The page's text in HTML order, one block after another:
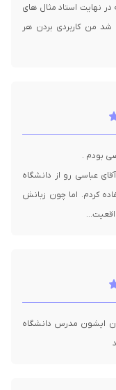
نهایت استاد مثال های
من کاربردی بردن هر
عباسی رو از دانشگاه
کردم. اما چون زبانش
ایشون مدرس دانشگاه